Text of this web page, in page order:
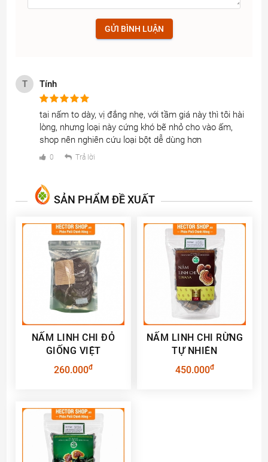
GỬI BÌNH LUẬN
T Tính
tai nấm to dày, vị đắng nhẹ, với tầm giá này thì tôi hài
lòng, nhưng loại này cứng khó bẽ nhỏ cho vào ấm,
shop nên nghiên cứu loại bột dễ dùng hơn
0 Trả lời
SẢN PHẨM ĐỀ XUẤT
NẤM LINH CHI ĐỎ
GIỐNG VIỆT
260.000đ
NẤM LINH CHI RỪNG
TỰ NHIÊN
450.000đ